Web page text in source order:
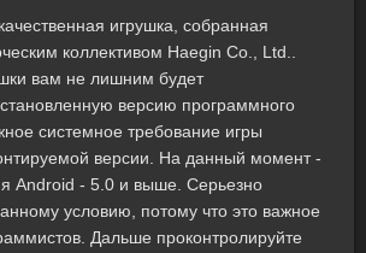
игрушка, собранная
коллективом Haegin Co., Ltd..
вам не лишним будет
версию программного
системное требование игры
версии. На данный момент -
Android - 5.0 и выше. Серьезно
условию, потому что это важное
Дальше проконтролируйте